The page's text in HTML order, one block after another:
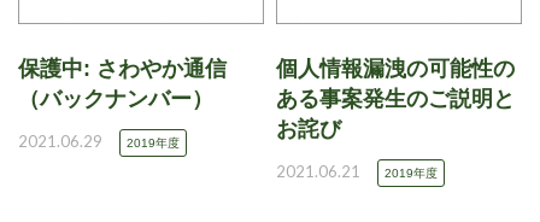
保護中: さわやか通信
（バックナンバー）
2021.06.29 2019年度
個人情報漏洩の可能性の
ある事案発生のご説明と
お詫び
2021.06.21 2019年度